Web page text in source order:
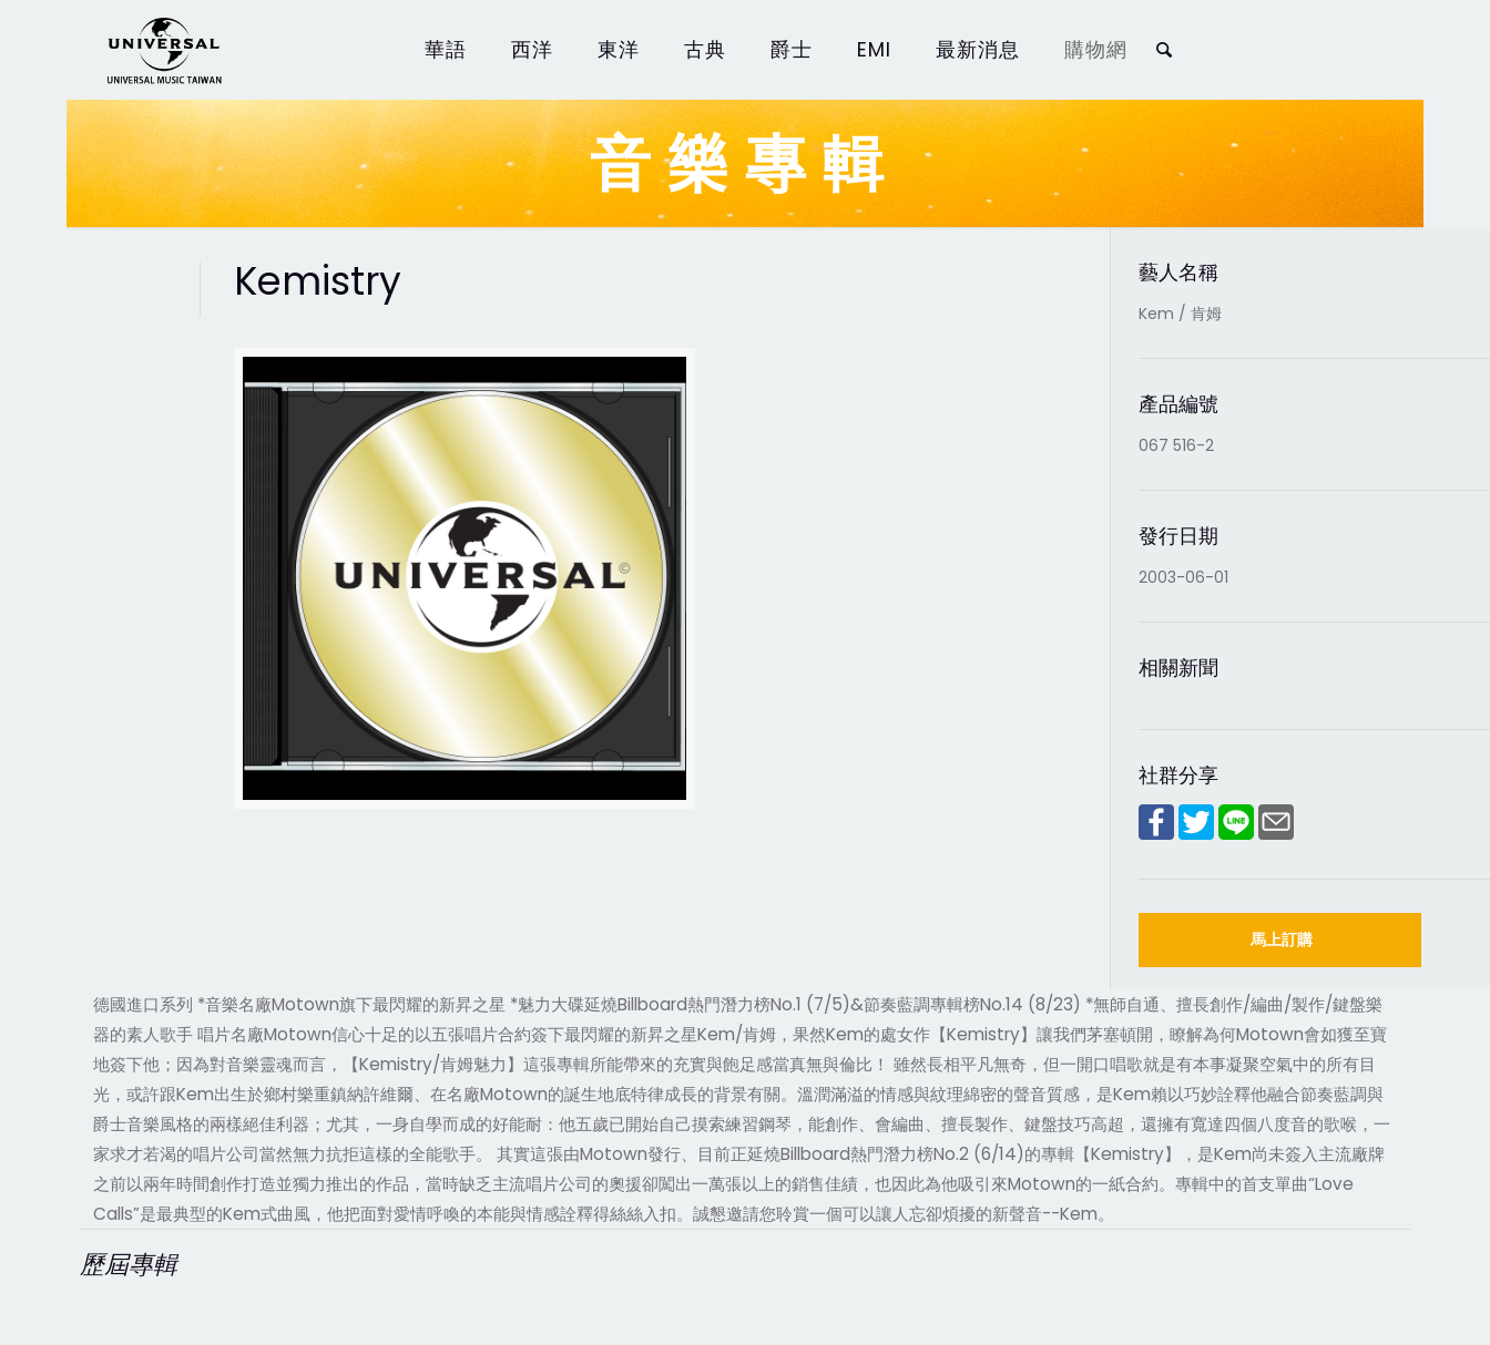
華語 西洋 東洋 古典 爵士 EMI 最新消息 購物網
音樂專輯
Kemistry 藝人名稱
Kem / 肯姆
產品編號
067 516-2
發行日期
2003-06-01
相關新聞
社群分享
馬上訂購
德國進口系列 *音樂名廠Motown旗下最閃耀的新昇之星 *魅力大碟延燒Billboard熱門潛力榜No.1 (7/5)&節奏藍調專輯榜No.14 (8/23) *無師自通、擅長創作/編曲/製作/鍵盤樂
器的素人歌手 唱片名廠Motown信心十足的以五張唱片合約簽下最閃耀的新昇之星Kem/肯姆，果然Kem的處女作【Kemistry】讓我們茅塞頓開，瞭解為何Motown會如獲至寶
地簽下他；因為對音樂靈魂而言，【Kemistry/肯姆魅力】這張專輯所能帶來的充實與飽足感當真無與倫比！ 雖然長相平凡無奇，但一開口唱歌就是有本事凝聚空氣中的所有目
光，或許跟Kem出生於鄉村樂重鎮納許維爾、在名廠Motown的誕生地底特律成長的背景有關。溫潤滿溢的情感與紋理綿密的聲音質感，是Kem賴以巧妙詮釋他融合節奏藍調與
爵士音樂風格的兩樣絕佳利器；尤其，一身自學而成的好能耐：他五歲已開始自己摸索練習鋼琴，能創作、會編曲、擅長製作、鍵盤技巧高超，還擁有寬達四個八度音的歌喉，一
家求才若渴的唱片公司當然無力抗拒這樣的全能歌手。 其實這張由Motown發行、目前正延燒Billboard熱門潛力榜No.2 (6/14)的專輯【Kemistry】，是Kem尚未簽入主流廠牌
之前以兩年時間創作打造並獨力推出的作品，當時缺乏主流唱片公司的奧援卻闖出一萬張以上的銷售佳績，也因此為他吸引來Motown的一紙合約。專輯中的首支單曲“Love
Calls”是最典型的Kem式曲風，他把面對愛情呼喚的本能與情感詮釋得絲絲入扣。誠懇邀請您聆賞一個可以讓人忘卻煩擾的新聲音--Kem。
歷屆專輯